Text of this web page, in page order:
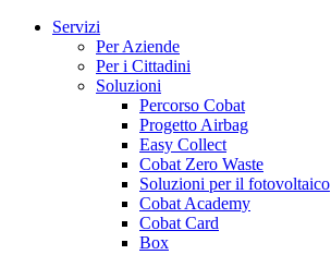
Servizi
Per Aziende
Per i Cittadini
Soluzioni
Percorso Cobat
Progetto Airbag
Easy Collect
Cobat Zero Waste
Soluzioni per il fotovoltaico
Cobat Academy
Cobat Card
Box